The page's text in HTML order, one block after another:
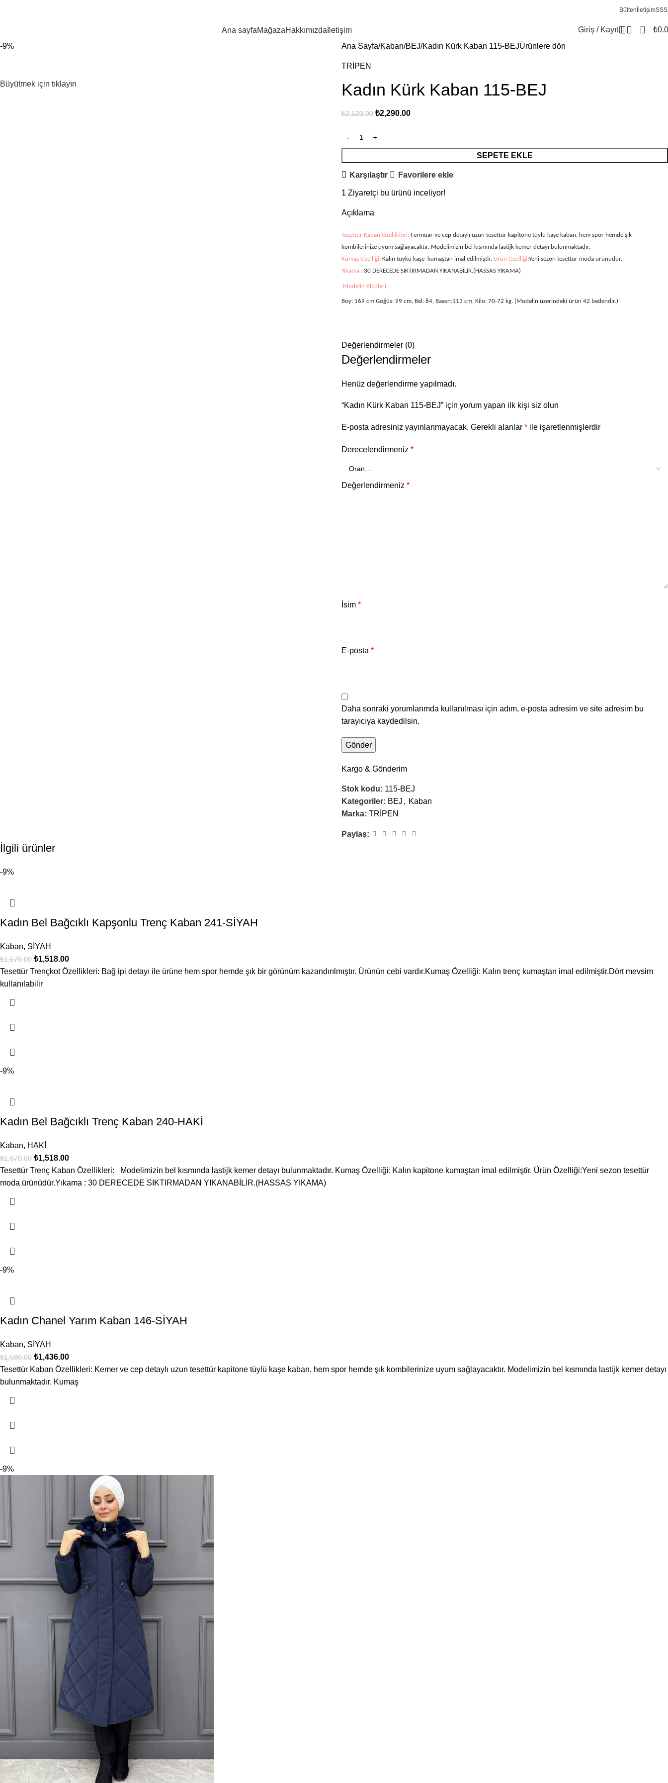
Bülten İletişimSSS
Ana sayfaMağazaHakkımızda İletişim Giriş / Kayıt 0 ₺
-9%
Büyütmek için tıklayın
Ana Sayfa Kaban BEJ Kadın Kürk Kaban 115-BEJÜrünlere dön
TRİPEN
Kadın Kürk Kaban 115-BEJ
₺2,520.00 ₺2,290.00
SEPETE EKLE
Karşılaştır Favorilere ekle
1 Ziyaretçi bu ürünü inceliyor!
Açıklama
Tesettür Kaban Özellikleri: Fermuar ve cep detaylı uzun tesettür kapitone tüylü kaşe kaban, hem spor hemde şık
kombilerinize uyum sağlayacaktır. Modelimizin bel kısmında lastijk kemer detayı bulunmaktadır.
Kumaş Özelliği: Kalın tüykü kaşe kumaştan imal edilmiştir. Ürün Özelliği:Yeni sezon tesettür moda ürünüdür.
Yıkama : 30 DERECEDE SIKTIRMADAN YIKANABİLİR.(HASSAS YIKAMA)
Modelin ölçüleri;
Boy: 169 cm Göğüs: 99 cm, Bel: 84, Basen:113 cm, Kilo: 70-72 kg. (Modelin üzerindeki ürün 42 bedendir.)
Değerlendirmeler (0)
Değerlendirmeler
Henüz değerlendirme yapılmadı.
“Kadın Kürk Kaban 115-BEJ” için yorum yapan ilk kişi siz olun
E-posta adresiniz yayınlanmayacak. Gerekli alanlar * ile işaretlenmişlerdir
Derecelendirmeniz *
Değerlendirmeniz *
İsim *
E-posta *
Daha sonraki yorumlarımda kullanılması için adım, e-posta adresim ve site adresim bu
tarayıcıya kaydedilsin.
Kargo & Gönderim
Stok kodu: 115-BEJ
Kategoriler: BEJ , Kaban
Marka: TRİPEN
Paylaş:
İlgili ürünler
-9%
Kadın Bel Bağcıklı Kapşonlu Trenç Kaban 241-SİYAH
Kaban, SİYAH
₺1,670.00 ₺1,518.00
Tesettür Trençkot Özellikleri: Bağ ipi detayı ile ürüne hem spor hemde şık bir görünüm kazandırılmıştır. Ürünün cebi vardır.Kumaş Özelliği: Kalın trenç kumaştan imal edilmiştir.Dört mevsim
kullanılabilir
-9%
Kadın Bel Bağcıklı Trenç Kaban 240-HAKİ
Kaban, HAKİ
₺1,670.00 ₺1,518.00
Tesettür Trenç Kaban Özellikleri: Modelimizin bel kısmında lastijk kemer detayı bulunmaktadır. Kumaş Özelliği: Kalın kapitone kumaştan imal edilmiştir. Ürün Özelliği:Yeni sezon tesettür
moda ürünüdür.Yıkama : 30 DERECEDE SIKTIRMADAN YIKANABİLİR.(HASSAS YIKAMA)
-9%
Kadın Chanel Yarım Kaban 146-SİYAH
Kaban, SİYAH
₺1,580.00 ₺1,436.00
Tesettür Kaban Özellikleri: Kemer ve cep detaylı uzun tesettür kapitone tüylü kaşe kaban, hem spor hemde şık kombilerinize uyum sağlayacaktır. Modelimizin bel kısmında lastijk kemer detayı
bulunmaktadır. Kumaş
-9%